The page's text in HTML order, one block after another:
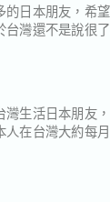
日本朋友，希
灣還不是說很
生活日本朋友
在台灣大約每